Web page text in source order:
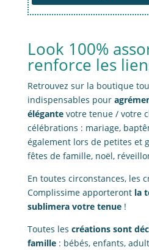
Look 100%
renforce les
Retrouvez sur la boutique
indispensables pour
élégantevotre tenue / votre
célébrations : mariage,
également lors de petites et
fêtes de famille, noël,
En toutes circonstances, les
Complissime apporteront la
sublimera votre tenue !
Toutes les créations sont
famille: bébés, enfants,